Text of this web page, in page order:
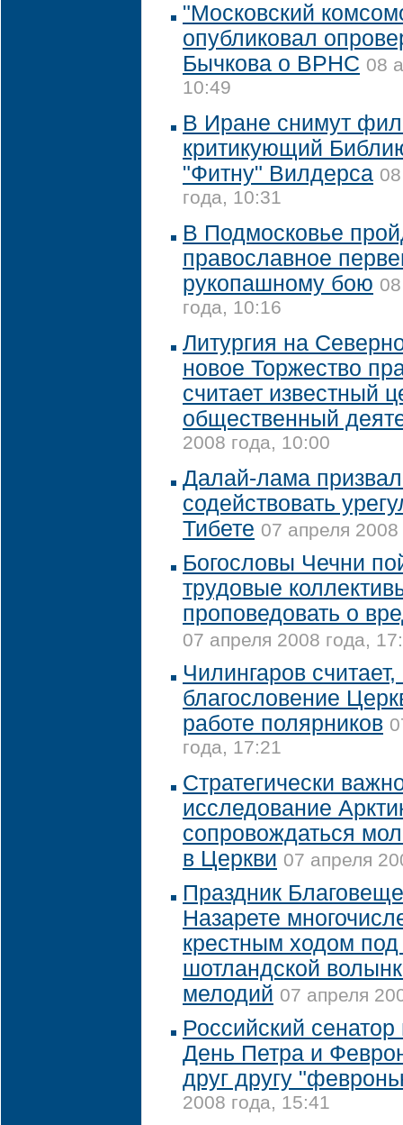
"Московский
опубликовал
Бычкова о ВРНС 08
10:49
В Иране снимут
критикующий
"Фитну" Вилдерса
года, 10:31
В Подмосковье
православное
рукопашному бою
года, 10:16
Литургия на
новое Торжество
считает известный
общественный
2008 года, 10:00
Далай-лама
содействовать
Тибете 07 апреля
Богословы Чечни
трудовые
проповедовать о
07 апреля 2008 года,
Чилингаров считает,
благословение
работе полярников
года, 17:21
Стратегически
исследование
сопровождаться
в Церкви 07 апреля
Праздник
Назарете
крестным ходом под
шотландской
мелодий 07 апреля
Российский сенатор
День Петра и
друг другу
2008 года, 15:41